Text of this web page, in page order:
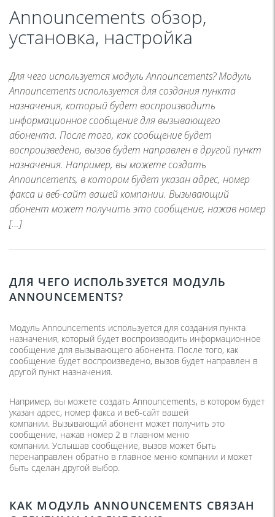
Announcements обзор,
установка, настройка
Для чего используется модуль Announcements? Модуль
Announcements используется для создания пункта
назначения, который будет воспроизводить
информационное сообщение для вызывающего
абонента. После того, как сообщение будет
воспроизведено, вызов будет направлен в другой пункт
назначения. Например, вы можете создать
Announcements, в котором будет указан адрес, номер
факса и веб-сайт вашей компании. Вызывающий
абонент может получить это сообщение, нажав номер
[…]
ДЛЯ ЧЕГО ИСПОЛЬЗУЕТСЯ МОДУЛЬ
ANNOUNCEMENTS?
Модуль Announcements используется для создания пункта
назначения, который будет воспроизводить информационное
сообщение для вызывающего абонента. После того, как
сообщение будет воспроизведено, вызов будет направлен в
другой пункт назначения.
Например, вы можете создать Announcements, в котором будет
указан адрес, номер факса и веб-сайт вашей
компании. Вызывающий абонент может получить это
сообщение, нажав номер 2 в главном меню
компании. Услышав сообщение, вызов может быть
перенаправлен обратно в главное меню компании и может
быть сделан другой выбор.
КАК МОДУЛЬ ANNOUNCEMENTS СВЯЗАН